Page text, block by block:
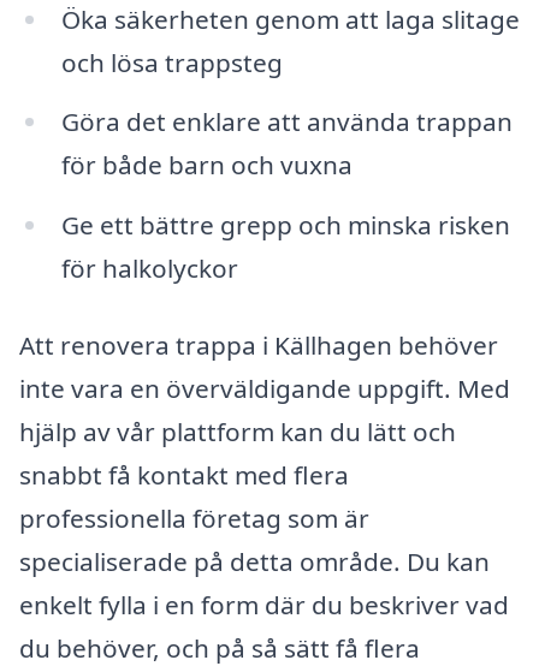
Öka säkerheten genom att laga slitage
och lösa trappsteg
Göra det enklare att använda trappan
för både barn och vuxna
Ge ett bättre grepp och minska risken
för halkolyckor
Att renovera trappa i Källhagen behöver
inte vara en överväldigande uppgift. Med
hjälp av vår plattform kan du lätt och
snabbt få kontakt med flera
professionella företag som är
specialiserade på detta område. Du kan
enkelt fylla i en form där du beskriver vad
du behöver, och på så sätt få flera